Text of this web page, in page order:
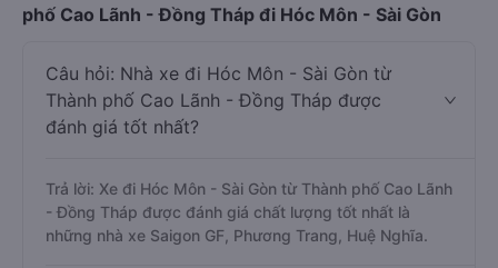
phố Cao Lãnh - Đồng Tháp đi Hóc Môn - Sài Gòn
Câu hỏi: Nhà xe đi Hóc Môn - Sài Gòn từ
Thành phố Cao Lãnh - Đồng Tháp được
đánh giá tốt nhất?
Trả lời: Xe đi Hóc Môn - Sài Gòn từ Thành phố Cao Lãnh
- Đồng Tháp được đánh giá chất lượng tốt nhất là
những nhà xe Saigon GF, Phương Trang, Huệ Nghĩa.